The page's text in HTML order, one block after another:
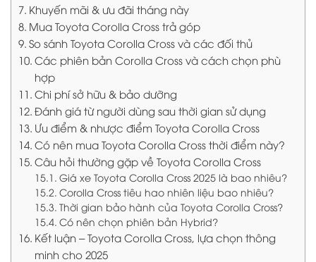
Khuyến mãi & ưu đãi tháng này
Mua Toyota Corolla Cross trả góp
So sánh Toyota Corolla Cross và các đối thủ
Các phiên bản Corolla Cross và cách chọn phù
hợp
Chi phí sở hữu & bảo dưỡng
Đánh giá từ người dùng sau thời gian sử dụng
Ưu điểm & nhược điểm Toyota Corolla Cross
Có nên mua Toyota Corolla Cross thời điểm này?
Câu hỏi thường gặp về Toyota Corolla Cross
Giá xe Toyota Corolla Cross 2025 là bao nhiêu?
Corolla Cross tiêu hao nhiên liệu bao nhiêu?
Thời gian bảo hành của Toyota Corolla Cross?
Có nên chọn phiên bản Hybrid?
Kết luận – Toyota Corolla Cross, lựa chọn thông
minh cho 2025